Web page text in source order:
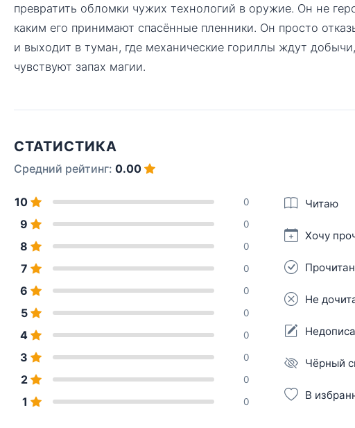
превратить обломки чужих технологий в оружие. Он не
каким его принимают спасённые пленники. Он просто
и выходит в туман, где механические гориллы ждут
чувствуют запах магии.
СТАТИСТИКА
Средний рейтинг: 0.00
10 0
9 0
8 0
7 0
6 0
5 0
4 0
3 0
2 0
1 0
Читаю
Хочу
Не
Чёрный
В